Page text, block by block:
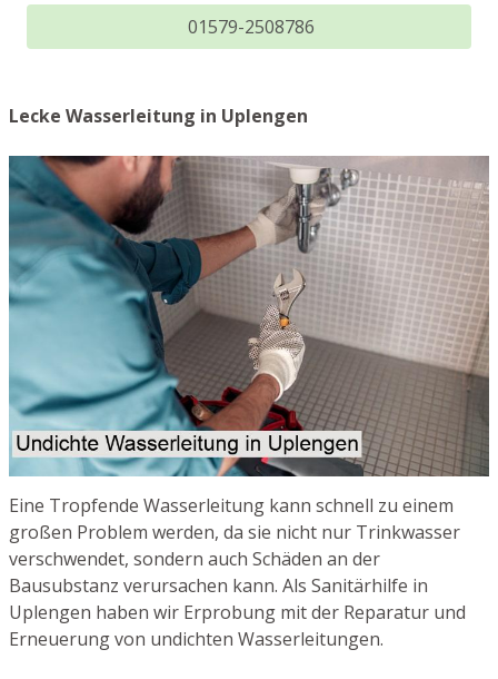
01579-2508786
Lecke Wasserleitung in Uplengen
Eine Tropfende Wasserleitung kann schnell zu einem
großen Problem werden, da sie nicht nur Trinkwasser
verschwendet, sondern auch Schäden an der
Bausubstanz verursachen kann. Als Sanitärhilfe in
Uplengen haben wir Erprobung mit der Reparatur und
Erneuerung von undichten Wasserleitungen.